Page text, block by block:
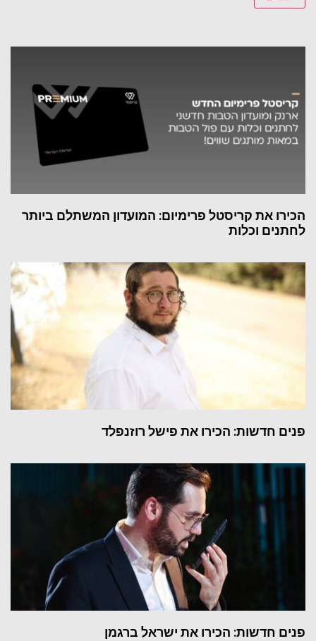
הכירו את קריסטל פרימיום: המועדון המשתלם ביותר
לחתנים וכלות
פנים חדשות: הכירו את פישל רוזנפלד
פנים חדשות: הכירו את ישראל ברגמן